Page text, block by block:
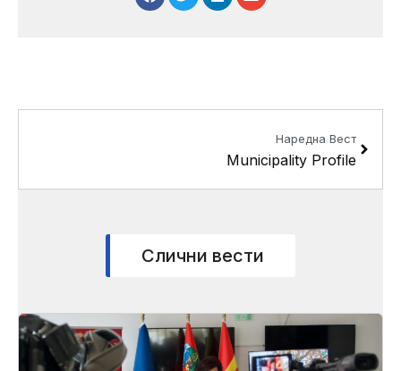
Наредна Вест
Municipality Profile
Слични вести